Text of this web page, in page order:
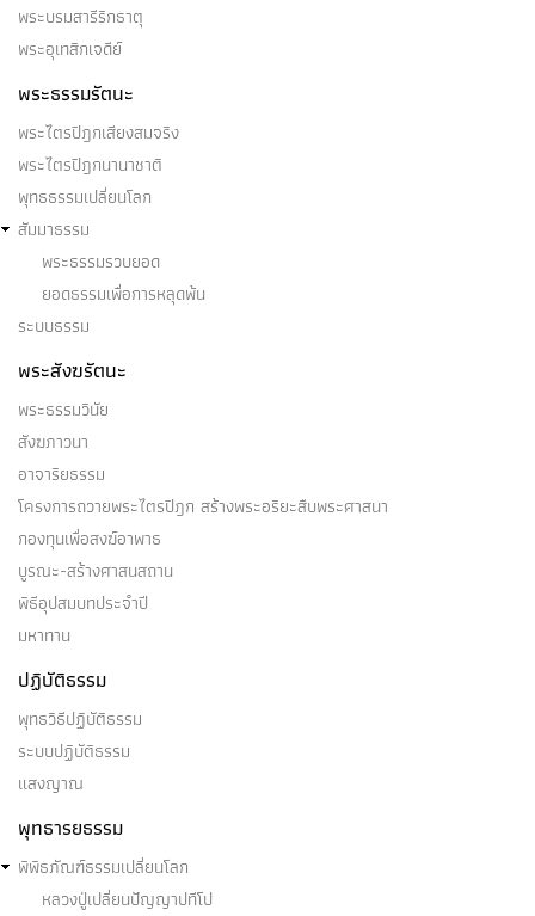
พระบรมสารีริกธาตุ
พระอุเทสิกเจดีย์
พระธรรมรัตนะ
พระไตรปิฎกเสียงสมจริง
พระไตรปิฎกนานาชาติ
พุทธธรรมเปลี่ยนโลก
สัมมาธรรม
พระธรรมรวบยอด
ยอดธรรมเพื่อการหลุดพ้น
ระบบธรรม
พระสังฆรัตนะ
พระธรรมวินัย
สังฆภาวนา
อาจาริยธรรม
โครงการถวายพระไตรปิฎก สร้างพระอริยะสืบพระศาสนา
กองทุนเพื่อสงฆ์อาพาธ
บูรณะ-สร้างศาสนสถาน
พิธีอุปสมบทประจำปี
มหาทาน
ปฏิบัติธรรม
พุทธวิธีปฏิบัติธรรม
ระบบปฏิบัติธรรม
แสงญาณ
พุทธารยธรรม
พิพิธภัณฑ์ธรรมเปลี่ยนโลก
หลวงปู่เปลี่ยนปัญญาปทีโป